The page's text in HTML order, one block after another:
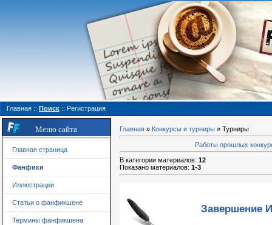
Главная :: Поиск :: Регистрация
Меню сайта
Главная страница
Фанфики
Иллюстрации
Статьи о фанфикшене
Термины фанфикшена
Главная » Конкурсы и турниры » Турниры
Работы прошлых
В категории материалов: 12
Показано материалов: 1-3
Завершение